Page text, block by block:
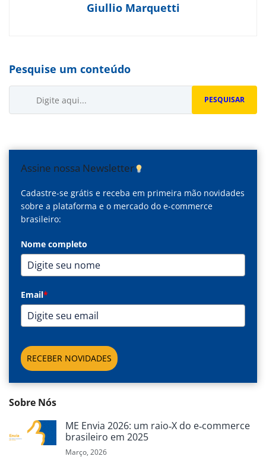
Giullio Marquetti
Pesquise um conteúdo
PESQUISAR
Assine nossa Newsletter
Cadastre-se grátis e receba em primeira mão novidades
sobre a plataforma e o mercado do e-commerce
brasileiro:
Nome completo
Email*
RECEBER NOVIDADES
Sobre Nós
ME Envia 2026: um raio‑X do e‑commerce
brasileiro em 2025
Março, 2026